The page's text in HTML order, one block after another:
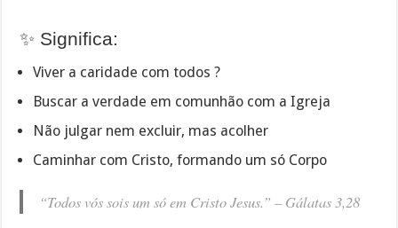
✨ Significa:
Viver a caridade com todos ?
Buscar a verdade em comunhão com a Igreja
Não julgar nem excluir, mas acolher
Caminhar com Cristo, formando um só Corpo
“Todos vós sois um só em Cristo Jesus.” – Gálatas 3,28